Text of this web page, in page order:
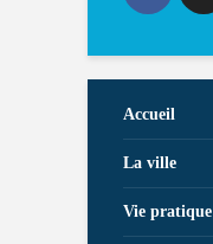
Accueil
La ville
Vie pratique